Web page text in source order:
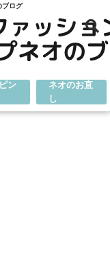
ブログ
ン
ネオのお直
し